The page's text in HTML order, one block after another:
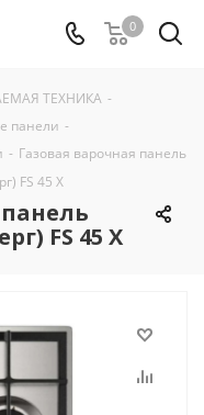
0
ТЕХНИКА -
панели -
- Газовая варочная панель
FS 45 X
FS 45 X